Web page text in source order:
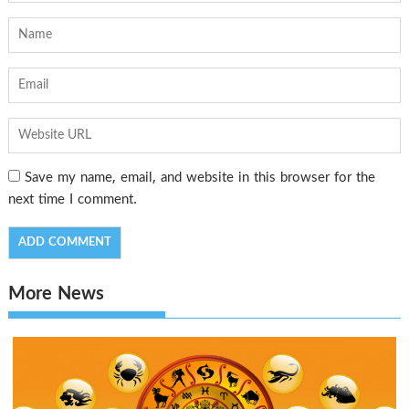
Save my name, email, and website in this browser for the
next time I comment.
More News